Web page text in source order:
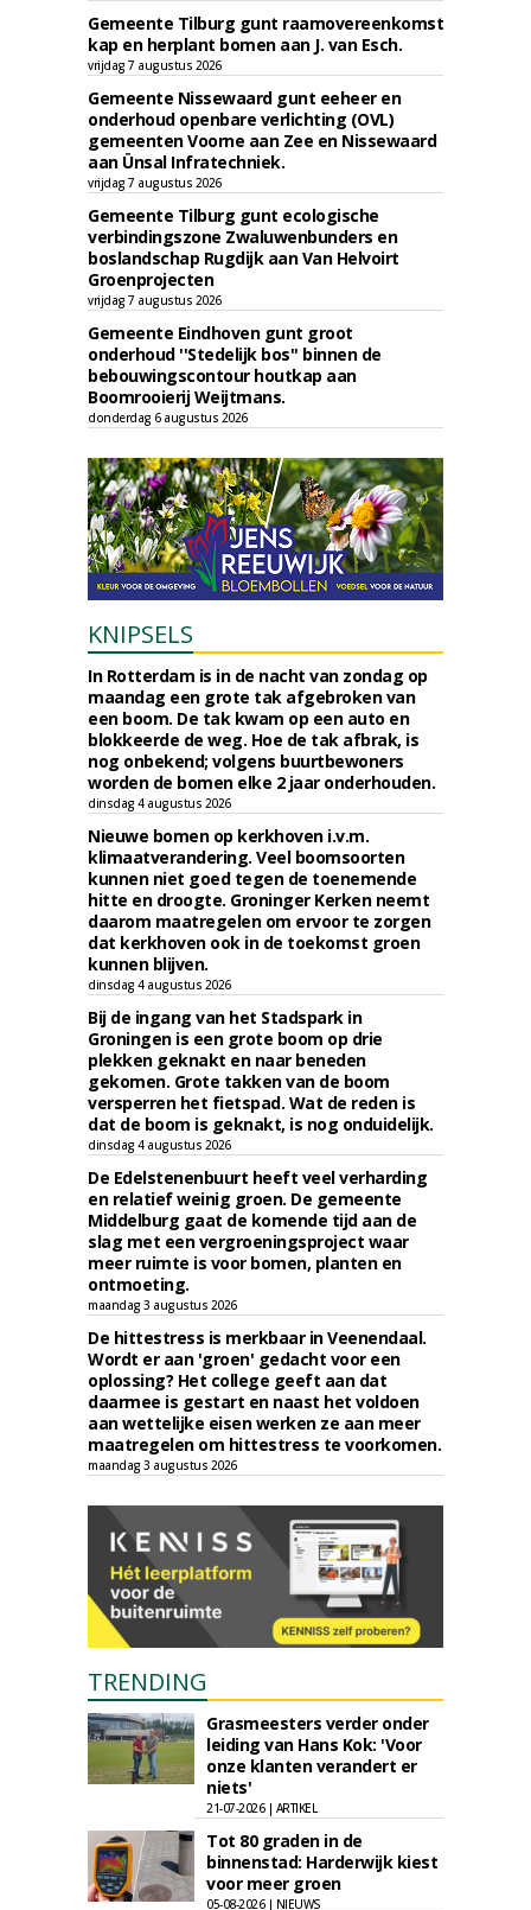
Gemeente Tilburg gunt raamovereenkomst
kap en herplant bomen aan J. van Esch.
vrijdag 7 augustus 2026
Gemeente Nissewaard gunt eeheer en
onderhoud openbare verlichting (OVL)
gemeenten Voorne aan Zee en Nissewaard
aan Ünsal Infratechniek.
vrijdag 7 augustus 2026
Gemeente Tilburg gunt ecologische
verbindingszone Zwaluwenbunders en
boslandschap Rugdijk aan Van Helvoirt
Groenprojecten
vrijdag 7 augustus 2026
Gemeente Eindhoven gunt groot
onderhoud ''Stedelijk bos'' binnen de
bebouwingscontour houtkap aan
Boomrooierij Weijtmans.
donderdag 6 augustus 2026
KNIPSELS
In Rotterdam is in de nacht van zondag op
maandag een grote tak afgebroken van
een boom. De tak kwam op een auto en
blokkeerde de weg. Hoe de tak afbrak, is
nog onbekend; volgens buurtbewoners
worden de bomen elke 2 jaar onderhouden.
dinsdag 4 augustus 2026
Nieuwe bomen op kerkhoven i.v.m.
klimaatverandering. Veel boomsoorten
kunnen niet goed tegen de toenemende
hitte en droogte. Groninger Kerken neemt
daarom maatregelen om ervoor te zorgen
dat kerkhoven ook in de toekomst groen
kunnen blijven.
dinsdag 4 augustus 2026
Bij de ingang van het Stadspark in
Groningen is een grote boom op drie
plekken geknakt en naar beneden
gekomen. Grote takken van de boom
versperren het fietspad. Wat de reden is
dat de boom is geknakt, is nog onduidelijk.
dinsdag 4 augustus 2026
De Edelstenenbuurt heeft veel verharding
en relatief weinig groen. De gemeente
Middelburg gaat de komende tijd aan de
slag met een vergroeningsproject waar
meer ruimte is voor bomen, planten en
ontmoeting.
maandag 3 augustus 2026
De hittestress is merkbaar in Veenendaal.
Wordt er aan 'groen' gedacht voor een
oplossing? Het college geeft aan dat
daarmee is gestart en naast het voldoen
aan wettelijke eisen werken ze aan meer
maatregelen om hittestress te voorkomen.
maandag 3 augustus 2026
TRENDING
Grasmeesters verder onder
leiding van Hans Kok: 'Voor
onze klanten verandert er
niets'
21-07-2026 | ARTIKEL
Tot 80 graden in de
binnenstad: Harderwijk kiest
voor meer groen
05-08-2026 | NIEUWS